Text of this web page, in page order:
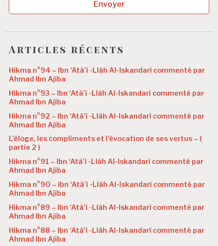
Envoyer
Articles récents
Hikma n°94 – Ibn ‘Atâ’i -Llâh Al-Iskandarî commenté par
Ahmad Ibn Ajiba
Hikma n°93 – Ibn ‘Atâ’i -Llâh Al-Iskandarî commenté par
Ahmad Ibn Ajiba
Hikma n°92 – Ibn ‘Atâ’i -Llâh Al-Iskandarî commenté par
Ahmad Ibn Ajiba
L’éloge, les compliments et l’évocation de ses vertus – (
partie 2 )
Hikma n°91 – Ibn ‘Atâ’i -Llâh Al-Iskandarî commenté par
Ahmad Ibn Ajiba
Hikma n°90 – Ibn ‘Atâ’i -Llâh Al-Iskandarî commenté par
Ahmad Ibn Ajiba
Hikma n°89 – Ibn ‘Atâ’i -Llâh Al-Iskandarî commenté par
Ahmad Ibn Ajiba
Hikma n°88 – Ibn ‘Atâ’i -Llâh Al-Iskandarî commenté par
Ahmad Ibn Ajiba